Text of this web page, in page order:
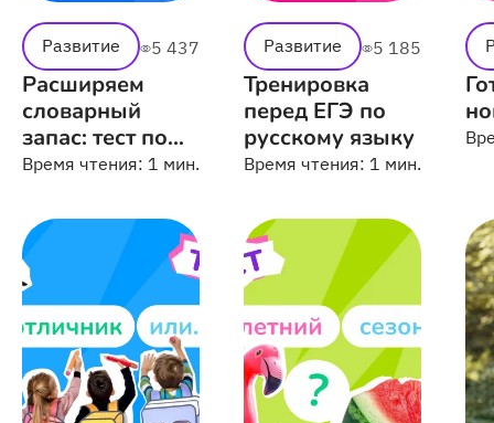
Развитие 5 437
Расширяем
словарный
запас: тест по
английскому
Время чтения: 1 мин.
Развитие 5 185
Тренировка
перед ЕГЭ по
русскому языку
Время чтения: 1 мин.